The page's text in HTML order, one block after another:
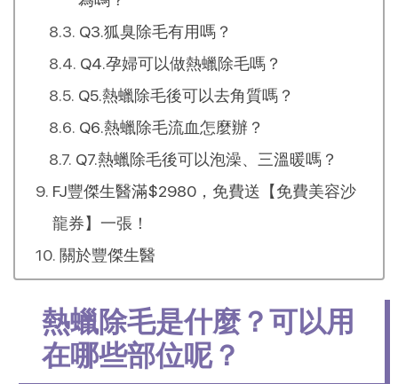
Q3.狐臭除毛有用嗎？
Q4.孕婦可以做熱蠟除毛嗎？
Q5.熱蠟除毛後可以去角質嗎？
Q6.熱蠟除毛流血怎麼辦？
Q7.熱蠟除毛後可以泡澡、三溫暖嗎？
FJ豐傑生醫滿$2980，免費送【免費美容沙
龍券】一張！
關於豐傑生醫
熱蠟除毛是什麼？可以用
在哪些部位呢？